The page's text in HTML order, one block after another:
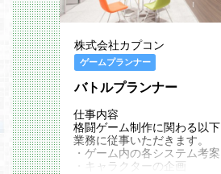
【法務部の魅力】
を生み出して会社全体に影響
を実施できる面白さ。
株式会社カプコン
ゲームプランナー
バトルプランナー
仕事内容
格闘ゲーム制作に関わる以
業務に従事いただきます。
・ゲーム内の各システム考案
・キャラクターの企画